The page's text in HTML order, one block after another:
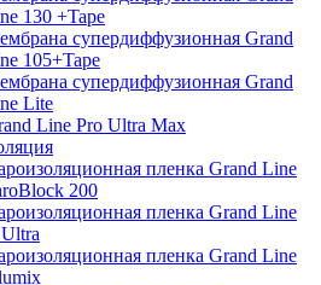
130 +Tape
супердиффузионная Grand
105+Tape
супердиффузионная Grand
Lite
Line Pro Ultra Max
пленка Grand Line
200
пленка Grand Line
пленка Grand Line